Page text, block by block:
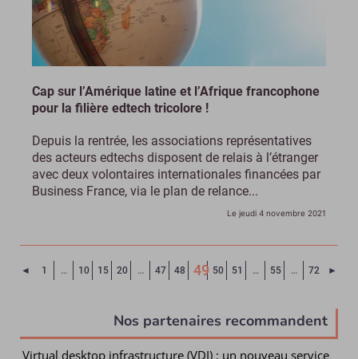
Cap sur l’Amérique latine et l’Afrique francophone
pour la filière edtech tricolore !
Depuis la rentrée, les associations représentatives
des acteurs edtechs disposent de relais à l’étranger
avec deux volontaires internationales financées par
Business France, via le plan de relance...
Le jeudi 4 novembre 2021
◄ Page précédente
1 … 10 15 20 … 47 48
49 50 51 … 55 … 72 ►
Nos partenaires recommandent
Virtual desktop infrastructure (VDI) : un nouveau service